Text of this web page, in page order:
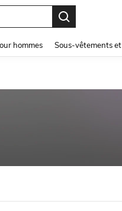
hommes Sous-vêtements